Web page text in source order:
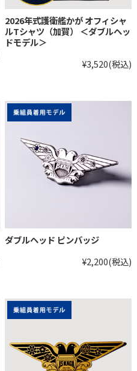
2026年式護衛艦かが オフィシャ
ルTシャツ（加賀） ＜ダブルヘッ
ドモデル＞
¥3,520(税込)
ダブルヘッド ピンバッジ
¥2,200(税込)